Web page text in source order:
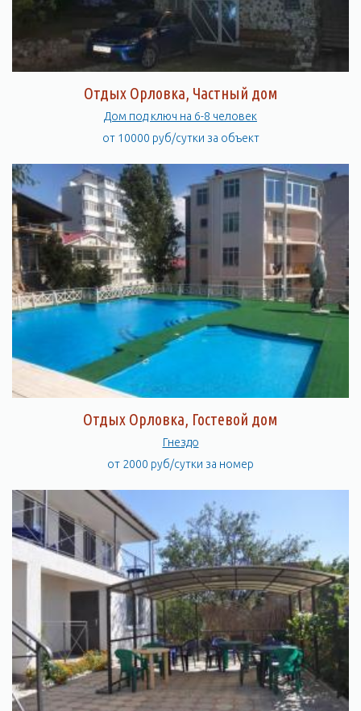
Отдых Орловка, Частный дом
Дом под ключ на 6-8 человек
от 10000 руб/сутки за объект
Отдых Орловка, Гостевой дом
Гнездо
от 2000 руб/сутки за номер